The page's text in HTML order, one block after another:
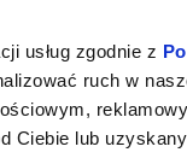
usług zgodnie z
ruch w
Ciebie lub